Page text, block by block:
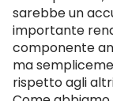
sarebbe un
importante
componente
ma
rispetto agli